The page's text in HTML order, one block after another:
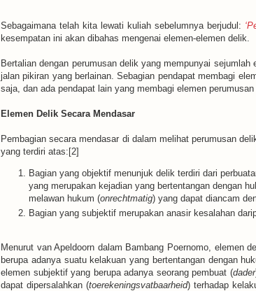
Sebagaimana telah kita lewati kuliah sebelumnya berjudul:
kesempatan ini akan dibahas mengenai elemen-elemen delik.
Bertalian dengan perumusan delik yang mempunyai sejumlah
jalan pikiran yang berlainan. Sebagian pendapat membagi
saja, dan ada pendapat lain yang membagi elemen
Elemen Delik Secara Mendasar
Pembagian secara mendasar di dalam melihat perumusan
yang terdiri atas:[2]
Bagian yang objektif menunjuk delik terdiri dari
yang merupakan kejadian yang bertentangan dengan
melawan hukum (onrechtmatig) yang dapat diancam
Bagian yang subjektif merupakan anasir kesalahan
Menurut van Apeldoorn dalam Bambang Poernomo, elemen
berupa adanya suatu kelakuan yang bertentangan dengan
elemen subjektif yang berupa adanya seorang pembuat (dader
dapat dipersalahkan (toerekeningsvatbaarheid) terhadap